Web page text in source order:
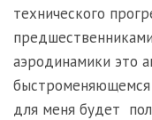
технического
аэродинамики это
быстроменяющемся
для меня будет